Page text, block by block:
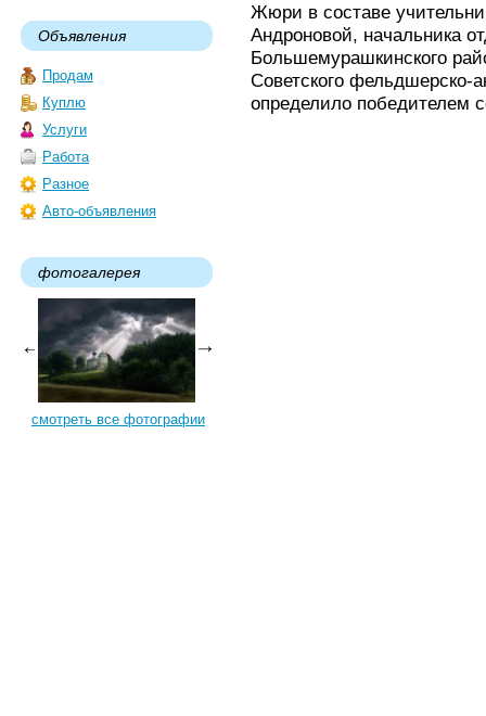
Объявления
Продам
Куплю
Услуги
Работа
Разное
Авто-объявления
фотогалерея
смотреть все фотографии
Жюри в составе
Андроновой, начальника
Большемурашкинского
Советского фельдшерско-
определило победителем